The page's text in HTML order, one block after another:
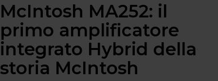
McIntosh MA252: il
primo amplificatore
integrato Hybrid della
storia McIntosh